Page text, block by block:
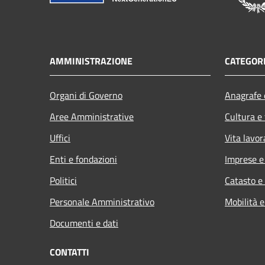
AMMINISTRAZIONE
Organi di Governo
Aree Amministrative
Uffici
Enti e fondazioni
Politici
Personale Amministrativo
Documenti e dati
Cultura
Vita
Imprese
Catasto
Mobilità
CONTATTI